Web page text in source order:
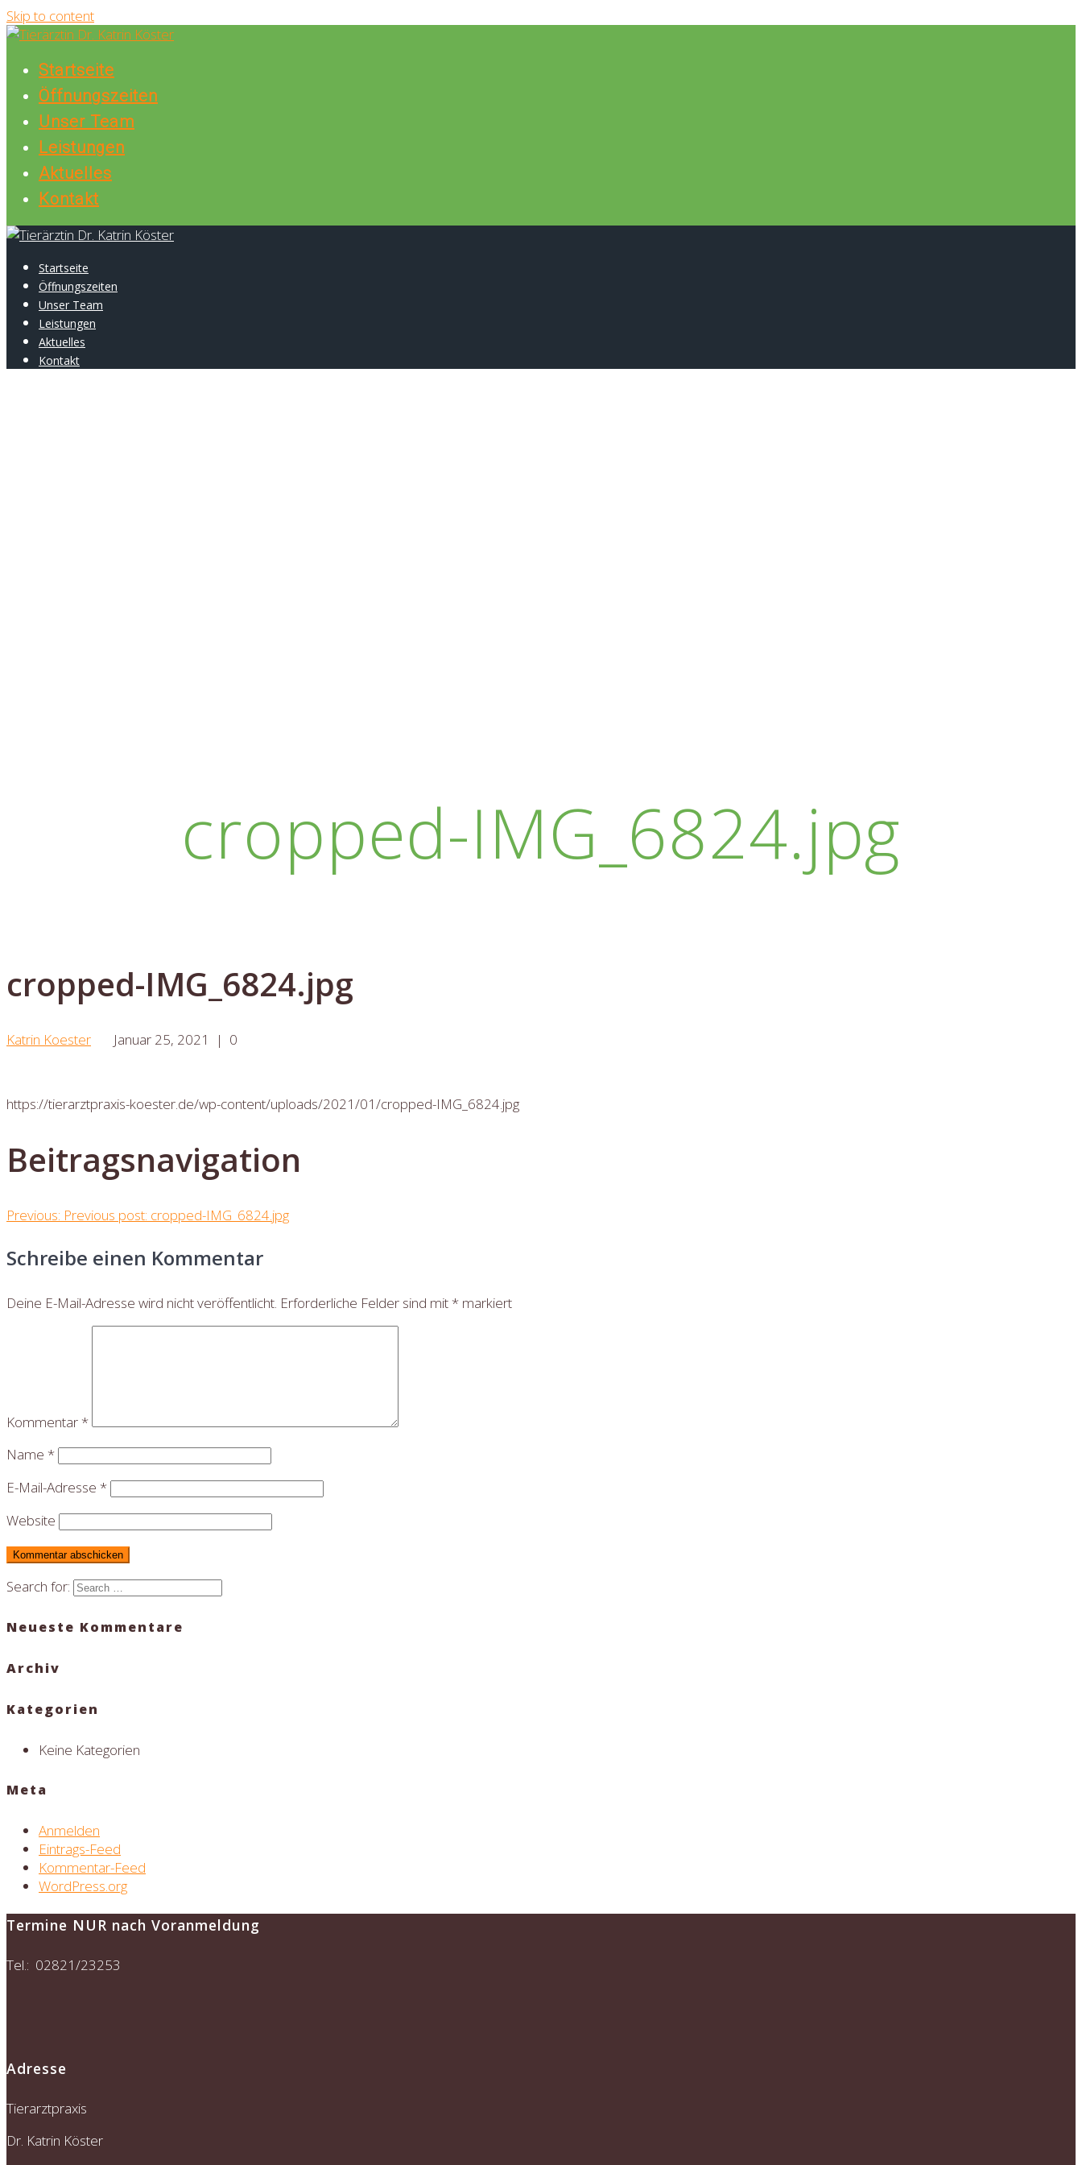
Skip to content
Startseite
Öffnungszeiten
Unser Team
Leistungen
Aktuelles
Kontakt
Startseite
Öffnungszeiten
Unser Team
Leistungen
Aktuelles
Kontakt
cropped-IMG_6824.jpg
cropped-IMG_6824.jpg
Katrin Koester Januar 25, 2021 | 0
https://tierarztpraxis-koester.de/wp-content/uploads/2021/01/cropped-IMG_6824.jpg
Beitragsnavigation
Previous: Previous post: cropped-IMG_6824.jpg
Schreibe einen Kommentar
Deine E-Mail-Adresse wird nicht veröffentlicht. Erforderliche Felder sind mit* markiert
Kommentar*
Name *
E-Mail-Adresse *
Website
Search for:
Neueste Kommentare
Archiv
Kategorien
Keine Kategorien
Meta
Anmelden
Eintrags-Feed
Kommentar-Feed
WordPress.org
Termine NUR nach Voranmeldung
Tel.: 02821/23253
Adresse
Tierarztpraxis
Dr. Katrin Köster